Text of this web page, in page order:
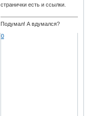
странички есть и ссылки.
Подумал! А вдумался?
0